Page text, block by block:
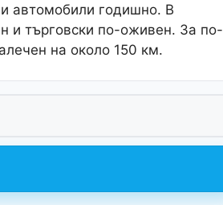
автомобили годишно. В
и търговски по-оживен. За по-
на около 150 км.